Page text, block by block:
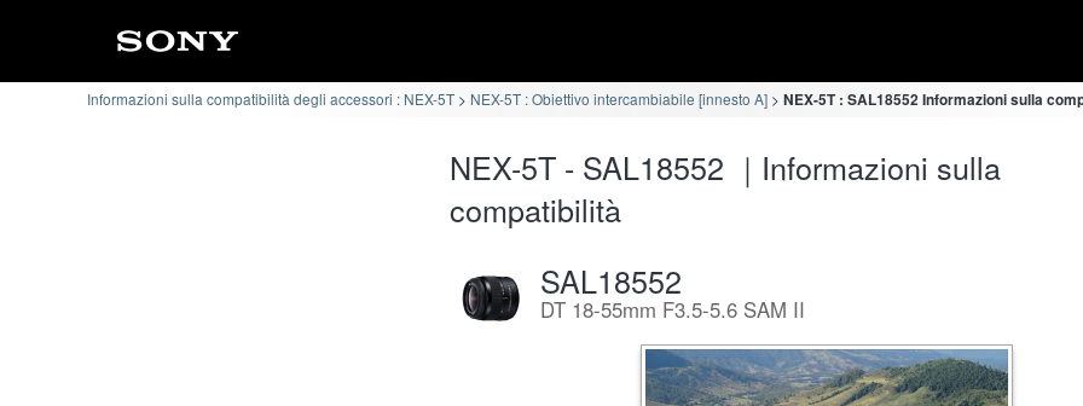
Informazioni sulla compatibilità degli accessori : NEX-5T NEX-5T : Obiettivo intercambiabile [innesto A] NEX-5T : SAL18552 Informazioni sulla
NEX-5T - SAL18552 ｜Informazioni sulla
compatibilità
SAL18552
DT 18-55mm F3.5-5.6 SAM II